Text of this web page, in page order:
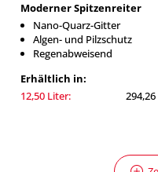
Moderner Spitzenreiter
Nano-Quarz-Gitter
Algen- und Pilzschutz
Regenabweisend
Erhältlich in:
12,50 Liter:
294,26